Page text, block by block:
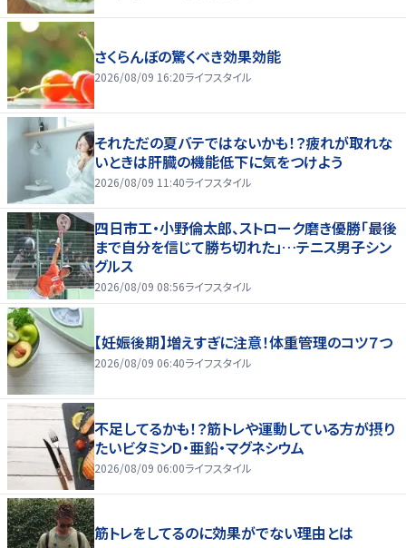
さくらんぼの驚くべき効果効能
2026/08/09 16:20ライフスタイル
それただの夏バテではないかも！？疲れが取れな
いときは肝臓の機能低下に気をつけよう
2026/08/09 11:40ライフスタイル
四日市工・小野倫太郎、ストローク磨き優勝「最後
まで自分を信じて勝ち切れた」…テニス男子シン
グルス
2026/08/09 08:56ライフスタイル
【妊娠後期】増えすぎに注意！体重管理のコツ７つ
2026/08/09 06:40ライフスタイル
不足してるかも！？筋トレや運動している方が摂り
たいビタミンD・亜鉛・マグネシウム
2026/08/09 06:00ライフスタイル
筋トレをしてるのに効果がでない理由とは